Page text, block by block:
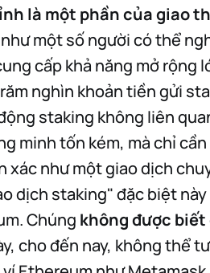
là một phần của giao
một số người có thể
cấp khả năng mở rộng
nghìn khoản tiền gửi
staking không liên
minh tốn kém, mà chỉ
xác như một giao dịch
dịch staking" đặc biệt
Chúng không được
cho đến nay, không thể